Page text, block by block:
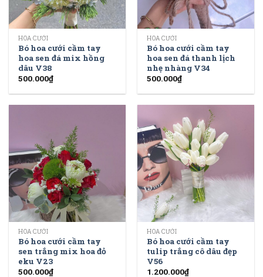
HOA CƯỚI
Bó hoa cưới cầm tay
hoa sen đá mix hồng
dâu V38
500.000₫
HOA CƯỚI
Bó hoa cưới cầm tay
hoa sen đá thanh lịch
nhẹ nhàng V34
500.000₫
HOA CƯỚI
Bó hoa cưới cầm tay
sen trắng mix hoa đỏ
eku V23
500.000₫
HOA CƯỚI
Bó hoa cưới cầm tay
tulip trắng cô dâu đẹp
V56
1.200.000₫